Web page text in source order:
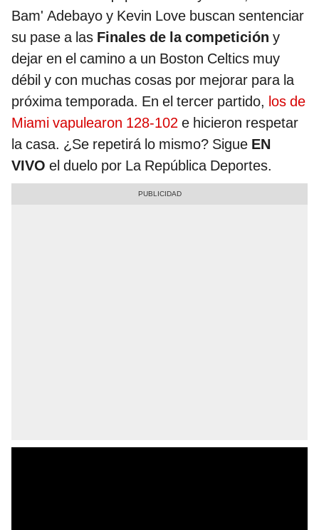
Bam' Adebayo y Kevin Love buscan sentenciar
su pase a las Finales de la competición y
dejar en el camino a un Boston Celtics muy
débil y con muchas cosas por mejorar para la
próxima temporada. En el tercer partido, los de
Miami vapulearon 128-102 e hicieron respetar
la casa. ¿Se repetirá lo mismo? Sigue EN
VIVO el duelo por La República Deportes.